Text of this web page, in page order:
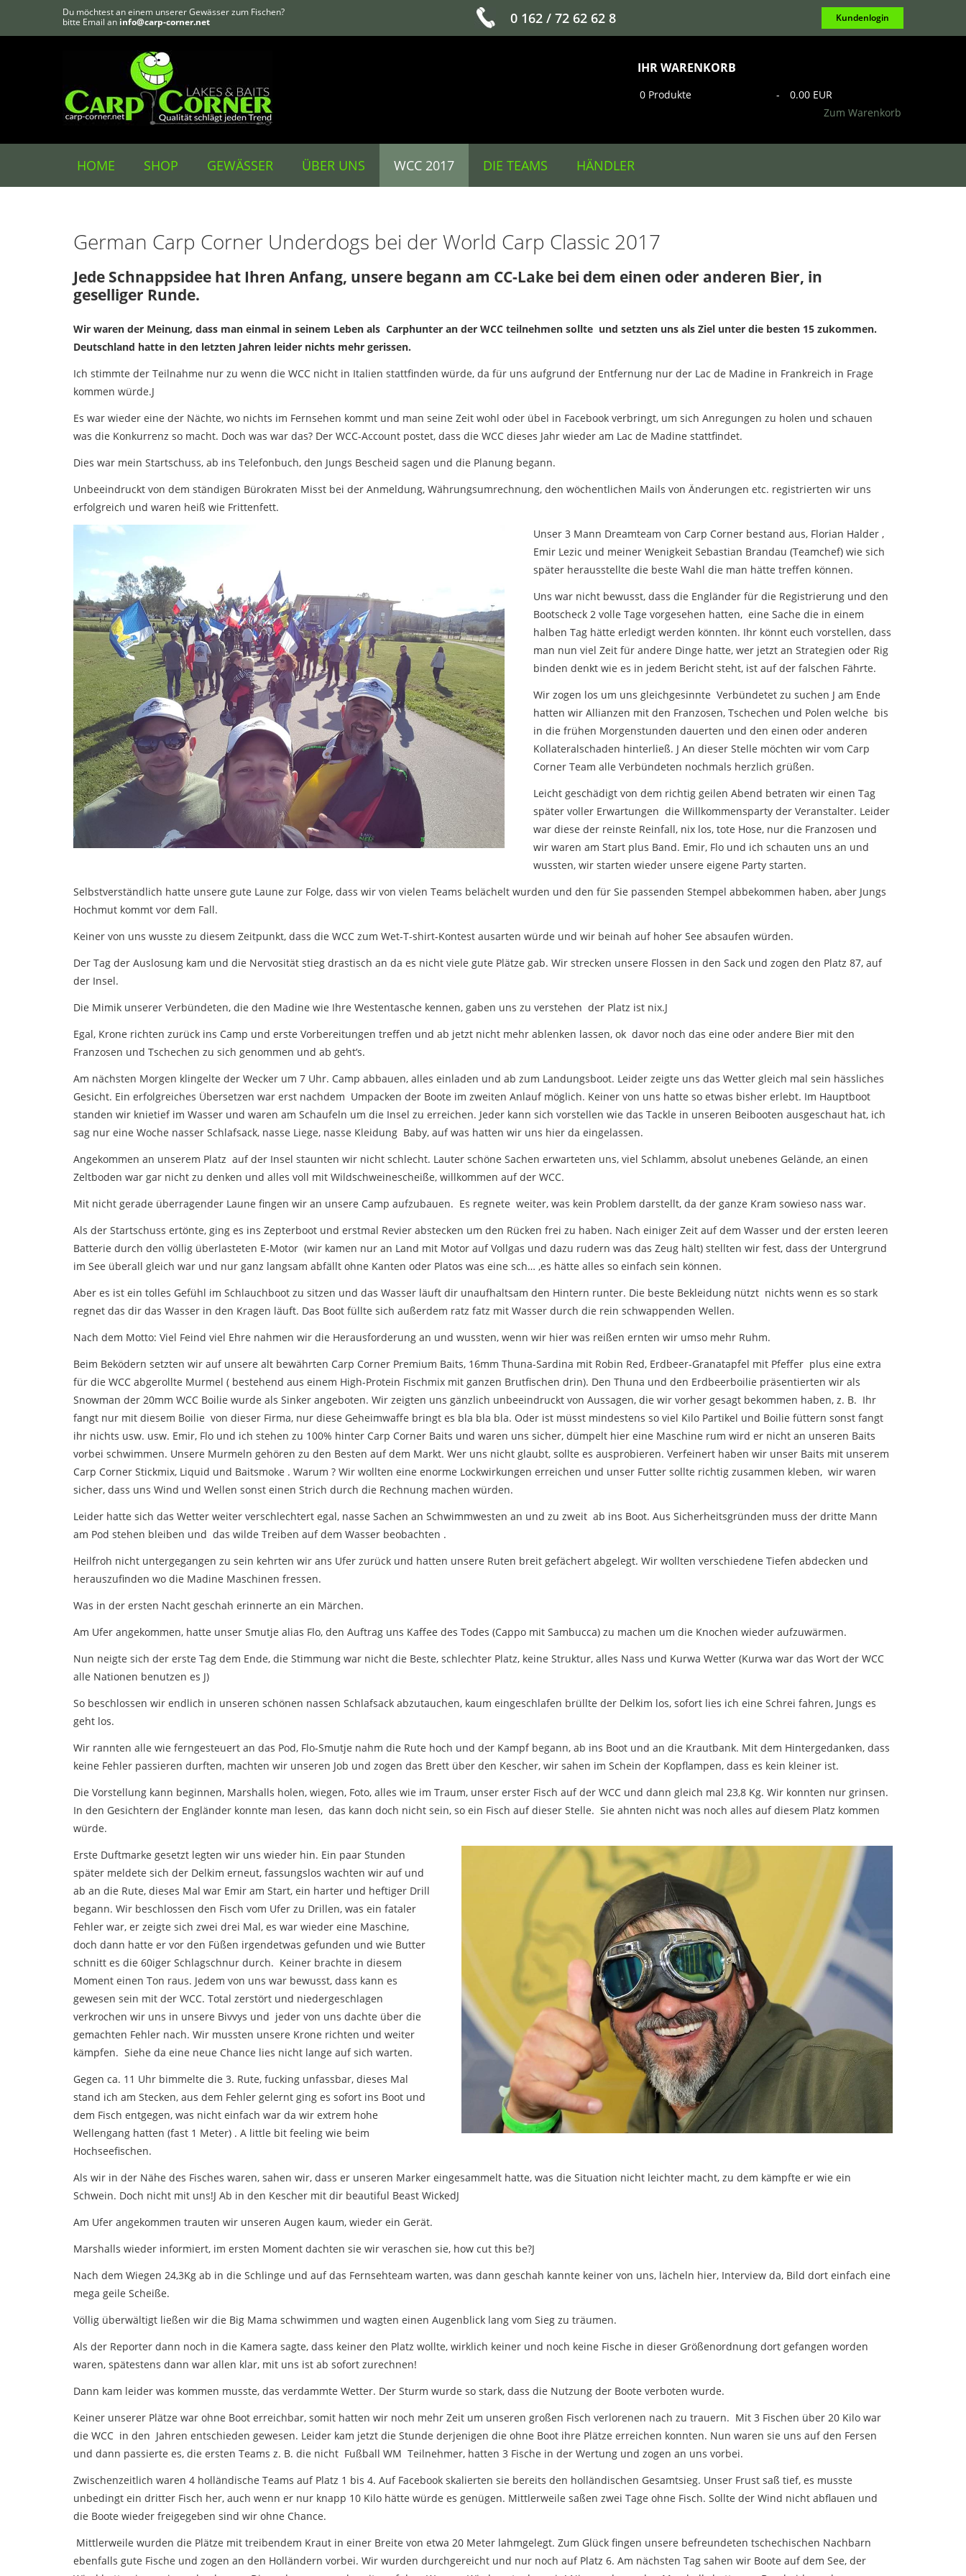
Du möchtest an einem unserer Gewässer zum Fischen?
bitte Email an info@carp-corner.net 0 162 / 72 62 62 8 Kundenlogin
IHR WARENKORB
0 Produkte -
0.00 EUR
Zum Warenkorb
HOME SHOP GEWÄSSER ÜBER UNS WCC 2017 DIE TEAMS HÄNDLER
German Carp Corner Underdogs bei der World Carp Classic 2017
Jede Schnappsidee hat Ihren Anfang, unsere begann am CC-Lake bei dem einen oder anderen Bier, in
geselliger Runde.
Wir waren der Meinung, dass man einmal in seinem Leben als Carphunter an der WCC teilnehmen sollte und setzten uns als Ziel unter die besten 15 zukommen.
Deutschland hatte in den letzten Jahren leider nichts mehr gerissen.
Ich stimmte der Teilnahme nur zu wenn die WCC nicht in Italien stattfinden würde, da für uns aufgrund der Entfernung nur der Lac de Madine in Frankreich in Frage
kommen würde.J
Es war wieder eine der Nächte, wo nichts im Fernsehen kommt und man seine Zeit wohl oder übel in Facebook verbringt, um sich Anregungen zu holen und schauen
was die Konkurrenz so macht. Doch was war das? Der WCC-Account postet, dass die WCC dieses Jahr wieder am Lac de Madine stattfindet.
Dies war mein Startschuss, ab ins Telefonbuch, den Jungs Bescheid sagen und die Planung begann.
Unbeeindruckt von dem ständigen Bürokraten Misst bei der Anmeldung, Währungsumrechnung, den wöchentlichen Mails von Änderungen etc. registrierten wir uns
erfolgreich und waren heiß wie Frittenfett.
Unser 3 Mann Dreamteam von Carp Corner bestand aus, Florian Halder ,
Emir Lezic und meiner Wenigkeit Sebastian Brandau (Teamchef) wie sich
später herausstellte die beste Wahl die man hätte treffen können.
Uns war nicht bewusst, dass die Engländer für die Registrierung und den
Bootscheck 2 volle Tage vorgesehen hatten, eine Sache die in einem
halben Tag hätte erledigt werden könnten. Ihr könnt euch vorstellen, dass
man nun viel Zeit für andere Dinge hatte, wer jetzt an Strategien oder Rig
binden denkt wie es in jedem Bericht steht, ist auf der falschen Fährte.
Wir zogen los um uns gleichgesinnte Verbündetet zu suchen J am Ende
hatten wir Allianzen mit den Franzosen, Tschechen und Polen welche bis
in die frühen Morgenstunden dauerten und den einen oder anderen
Kollateralschaden hinterließ. J An dieser Stelle möchten wir vom Carp
Corner Team alle Verbündeten nochmals herzlich grüßen.
Leicht geschädigt von dem richtig geilen Abend betraten wir einen Tag
später voller Erwartungen die Willkommensparty der Veranstalter. Leider
war diese der reinste Reinfall, nix los, tote Hose, nur die Franzosen und
wir waren am Start plus Band. Emir, Flo und ich schauten uns an und
wussten, wir starten wieder unsere eigene Party starten.
Selbstverständlich hatte unsere gute Laune zur Folge, dass wir von vielen Teams belächelt wurden und den für Sie passenden Stempel abbekommen haben, aber Jungs
Hochmut kommt vor dem Fall.
Keiner von uns wusste zu diesem Zeitpunkt, dass die WCC zum Wet-T-shirt-Kontest ausarten würde und wir beinah auf hoher See absaufen würden.
Der Tag der Auslosung kam und die Nervosität stieg drastisch an da es nicht viele gute Plätze gab. Wir strecken unsere Flossen in den Sack und zogen den Platz 87, auf
der Insel.
Die Mimik unserer Verbündeten, die den Madine wie Ihre Westentasche kennen, gaben uns zu verstehen der Platz ist nix.J
Egal, Krone richten zurück ins Camp und erste Vorbereitungen treffen und ab jetzt nicht mehr ablenken lassen, ok davor noch das eine oder andere Bier mit den
Franzosen und Tschechen zu sich genommen und ab geht’s.
Am nächsten Morgen klingelte der Wecker um 7 Uhr. Camp abbauen, alles einladen und ab zum Landungsboot. Leider zeigte uns das Wetter gleich mal sein hässliches
Gesicht. Ein erfolgreiches Übersetzen war erst nachdem Umpacken der Boote im zweiten Anlauf möglich. Keiner von uns hatte so etwas bisher erlebt. Im Hauptboot
standen wir knietief im Wasser und waren am Schaufeln um die Insel zu erreichen. Jeder kann sich vorstellen wie das Tackle in unseren Beibooten ausgeschaut hat, ich
sag nur eine Woche nasser Schlafsack, nasse Liege, nasse Kleidung Baby, auf was hatten wir uns hier da eingelassen.
Angekommen an unserem Platz auf der Insel staunten wir nicht schlecht. Lauter schöne Sachen erwarteten uns, viel Schlamm, absolut unebenes Gelände, an einen
Zeltboden war gar nicht zu denken und alles voll mit Wildschweinescheiße, willkommen auf der WCC.
Mit nicht gerade überragender Laune fingen wir an unsere Camp aufzubauen. Es regnete weiter, was kein Problem darstellt, da der ganze Kram sowieso nass war.
Als der Startschuss ertönte, ging es ins Zepterboot und erstmal Revier abstecken um den Rücken frei zu haben. Nach einiger Zeit auf dem Wasser und der ersten leeren
Batterie durch den völlig überlasteten E-Motor (wir kamen nur an Land mit Motor auf Vollgas und dazu rudern was das Zeug hält) stellten wir fest, dass der Untergrund
im See überall gleich war und nur ganz langsam abfällt ohne Kanten oder Platos was eine sch… ,es hätte alles so einfach sein können.
Aber es ist ein tolles Gefühl im Schlauchboot zu sitzen und das Wasser läuft dir unaufhaltsam den Hintern runter. Die beste Bekleidung nützt nichts wenn es so stark
regnet das dir das Wasser in den Kragen läuft. Das Boot füllte sich außerdem ratz fatz mit Wasser durch die rein schwappenden Wellen.
Nach dem Motto: Viel Feind viel Ehre nahmen wir die Herausforderung an und wussten, wenn wir hier was reißen ernten wir umso mehr Ruhm.
Beim Beködern setzten wir auf unsere alt bewährten Carp Corner Premium Baits, 16mm Thuna-Sardina mit Robin Red, Erdbeer-Granatapfel mit Pfeffer plus eine extra
für die WCC abgerollte Murmel ( bestehend aus einem High-Protein Fischmix mit ganzen Brutfischen drin). Den Thuna und den Erdbeerboilie präsentierten wir als
Snowman der 20mm WCC Boilie wurde als Sinker angeboten. Wir zeigten uns gänzlich unbeeindruckt von Aussagen, die wir vorher gesagt bekommen haben, z. B. Ihr
fangt nur mit diesem Boilie von dieser Firma, nur diese Geheimwaffe bringt es bla bla bla. Oder ist müsst mindestens so viel Kilo Partikel und Boilie füttern sonst fangt
ihr nichts usw. usw. Emir, Flo und ich stehen zu 100% hinter Carp Corner Baits und waren uns sicher, dümpelt hier eine Maschine rum wird er nicht an unseren Baits
vorbei schwimmen. Unsere Murmeln gehören zu den Besten auf dem Markt. Wer uns nicht glaubt, sollte es ausprobieren. Verfeinert haben wir unser Baits mit unserem
Carp Corner Stickmix, Liquid und Baitsmoke . Warum ? Wir wollten eine enorme Lockwirkungen erreichen und unser Futter sollte richtig zusammen kleben, wir waren
sicher, dass uns Wind und Wellen sonst einen Strich durch die Rechnung machen würden.
Leider hatte sich das Wetter weiter verschlechtert egal, nasse Sachen an Schwimmwesten an und zu zweit ab ins Boot. Aus Sicherheitsgründen muss der dritte Mann
am Pod stehen bleiben und das wilde Treiben auf dem Wasser beobachten .
Heilfroh nicht untergegangen zu sein kehrten wir ans Ufer zurück und hatten unsere Ruten breit gefächert abgelegt. Wir wollten verschiedene Tiefen abdecken und
herauszufinden wo die Madine Maschinen fressen.
Was in der ersten Nacht geschah erinnerte an ein Märchen.
Am Ufer angekommen, hatte unser Smutje alias Flo, den Auftrag uns Kaffee des Todes (Cappo mit Sambucca) zu machen um die Knochen wieder aufzuwärmen.
Nun neigte sich der erste Tag dem Ende, die Stimmung war nicht die Beste, schlechter Platz, keine Struktur, alles Nass und Kurwa Wetter (Kurwa war das Wort der WCC
alle Nationen benutzen es J)
So beschlossen wir endlich in unseren schönen nassen Schlafsack abzutauchen, kaum eingeschlafen brüllte der Delkim los, sofort lies ich eine Schrei fahren, Jungs es
geht los.
Wir rannten alle wie ferngesteuert an das Pod, Flo-Smutje nahm die Rute hoch und der Kampf begann, ab ins Boot und an die Krautbank. Mit dem Hintergedanken, dass
keine Fehler passieren durften, machten wir unseren Job und zogen das Brett über den Kescher, wir sahen im Schein der Kopflampen, dass es kein kleiner ist.
Die Vorstellung kann beginnen, Marshalls holen, wiegen, Foto, alles wie im Traum, unser erster Fisch auf der WCC und dann gleich mal 23,8 Kg. Wir konnten nur grinsen.
In den Gesichtern der Engländer konnte man lesen, das kann doch nicht sein, so ein Fisch auf dieser Stelle. Sie ahnten nicht was noch alles auf diesem Platz kommen
würde.
Erste Duftmarke gesetzt legten wir uns wieder hin. Ein paar Stunden
später meldete sich der Delkim erneut, fassungslos wachten wir auf und
ab an die Rute, dieses Mal war Emir am Start, ein harter und heftiger Drill
begann. Wir beschlossen den Fisch vom Ufer zu Drillen, was ein fataler
Fehler war, er zeigte sich zwei drei Mal, es war wieder eine Maschine,
doch dann hatte er vor den Füßen irgendetwas gefunden und wie Butter
schnitt es die 60iger Schlagschnur durch. Keiner brachte in diesem
Moment einen Ton raus. Jedem von uns war bewusst, dass kann es
gewesen sein mit der WCC. Total zerstört und niedergeschlagen
verkrochen wir uns in unsere Bivvys und jeder von uns dachte über die
gemachten Fehler nach. Wir mussten unsere Krone richten und weiter
kämpfen. Siehe da eine neue Chance lies nicht lange auf sich warten.
Gegen ca. 11 Uhr bimmelte die 3. Rute, fucking unfassbar, dieses Mal
stand ich am Stecken, aus dem Fehler gelernt ging es sofort ins Boot und
dem Fisch entgegen, was nicht einfach war da wir extrem hohe
Wellengang hatten (fast 1 Meter) . A little bit feeling wie beim
Hochseefischen.
Als wir in der Nähe des Fisches waren, sahen wir, dass er unseren Marker eingesammelt hatte, was die Situation nicht leichter macht, zu dem kämpfte er wie ein
Schwein. Doch nicht mit uns!J Ab in den Kescher mit dir beautiful Beast WickedJ
Am Ufer angekommen trauten wir unseren Augen kaum, wieder ein Gerät.
Marshalls wieder informiert, im ersten Moment dachten sie wir veraschen sie, how cut this be?J
Nach dem Wiegen 24,3Kg ab in die Schlinge und auf das Fernsehteam warten, was dann geschah kannte keiner von uns, lächeln hier, Interview da, Bild dort einfach eine
mega geile Scheiße.
Völlig überwältigt ließen wir die Big Mama schwimmen und wagten einen Augenblick lang vom Sieg zu träumen.
Als der Reporter dann noch in die Kamera sagte, dass keiner den Platz wollte, wirklich keiner und noch keine Fische in dieser Größenordnung dort gefangen worden
waren, spätestens dann war allen klar, mit uns ist ab sofort zurechnen!
Dann kam leider was kommen musste, das verdammte Wetter. Der Sturm wurde so stark, dass die Nutzung der Boote verboten wurde.
Keiner unserer Plätze war ohne Boot erreichbar, somit hatten wir noch mehr Zeit um unseren großen Fisch verlorenen nach zu trauern. Mit 3 Fischen über 20 Kilo war
die WCC in den Jahren entschieden gewesen. Leider kam jetzt die Stunde derjenigen die ohne Boot ihre Plätze erreichen konnten. Nun waren sie uns auf den Fersen
und dann passierte es, die ersten Teams z. B. die nicht Fußball WM Teilnehmer, hatten 3 Fische in der Wertung und zogen an uns vorbei.
Zwischenzeitlich waren 4 holländische Teams auf Platz 1 bis 4. Auf Facebook skalierten sie bereits den holländischen Gesamtsieg. Unser Frust saß tief, es musste
unbedingt ein dritter Fisch her, auch wenn er nur knapp 10 Kilo hätte würde es genügen. Mittlerweile saßen zwei Tage ohne Fisch. Sollte der Wind nicht abflauen und
die Boote wieder freigegeben sind wir ohne Chance.
Mittlerweile wurden die Plätze mit treibendem Kraut in einer Breite von etwa 20 Meter lahmgelegt. Zum Glück fingen unsere befreundeten tschechischen Nachbarn
ebenfalls gute Fische und zogen an den Holländern vorbei. Wir wurden durchgereicht und nur noch auf Platz 6. Am nächsten Tag sahen wir Boote auf dem See, der